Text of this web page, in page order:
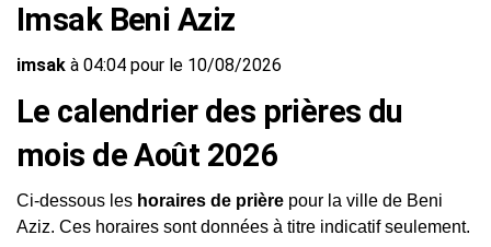
Imsak Beni Aziz
imsak à 04:04 pour le 10/08/2026
Le calendrier des prières du
mois de Août 2026
Ci-dessous les horaires de prière pour la ville de Beni
Aziz. Ces horaires sont données à titre indicatif seulement.